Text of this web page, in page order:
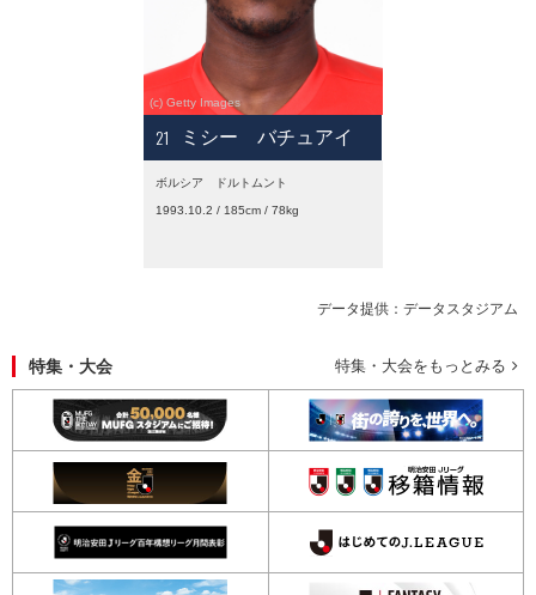
21 ミシー バチュアイ
ボルシア ドルトムント
1993.10.2 / 185cm / 78kg
データ提供：データスタジアム
特集・大会 特集・大会をもっとみる